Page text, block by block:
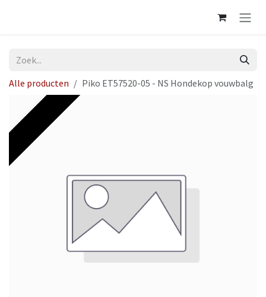
Alle producten Piko ET57520-05 - NS Hondekop vouwbalg
Op voorraad